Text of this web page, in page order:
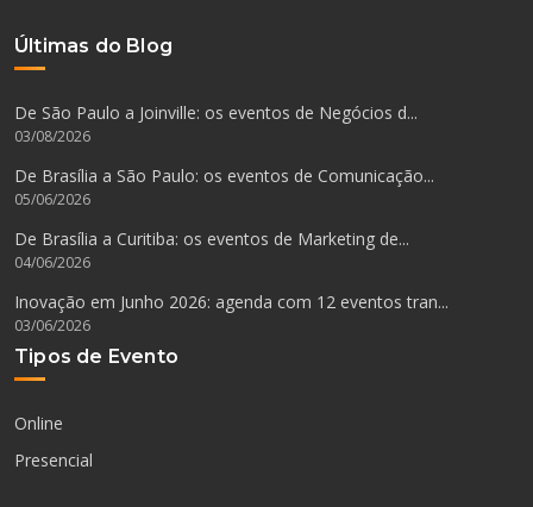
Últimas do Blog
De São Paulo a Joinville: os eventos de Negócios d...
03/08/2026
De Brasília a São Paulo: os eventos de Comunicação...
05/06/2026
De Brasília a Curitiba: os eventos de Marketing de...
04/06/2026
Inovação em Junho 2026: agenda com 12 eventos tran...
03/06/2026
Tipos de Evento
Online
Presencial